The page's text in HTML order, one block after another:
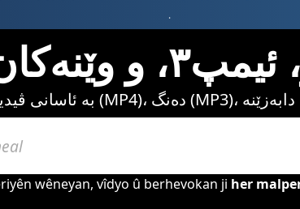
.
wêneyan, vîdyo û berhevokan ji her